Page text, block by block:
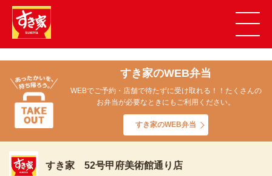
すき家のWEB弁当
WEBでご予約・店舗で待たずに受け取れる！！たくさんの
お弁当が必要なときにもご利用ください。
すき家のWEB弁当
すき家 52号甲府美術館通り店